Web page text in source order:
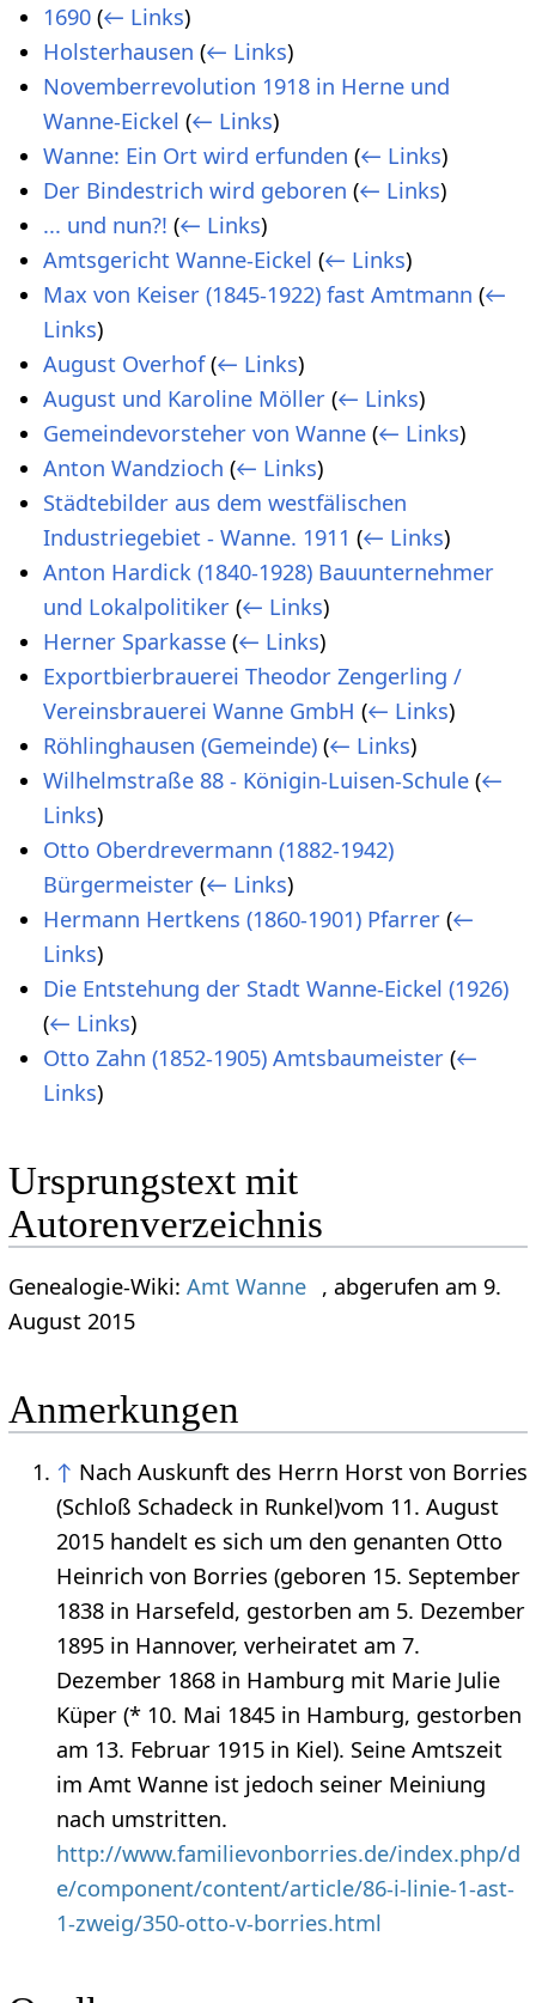
1690 (← Links)
Holsterhausen (← Links)
Novemberrevolution 1918 in Herne und
Wanne-Eickel (← Links)
Wanne: Ein Ort wird erfunden (← Links)
Der Bindestrich wird geboren (← Links)
... und nun?! (← Links)
Amtsgericht Wanne-Eickel (← Links)
Max von Keiser (1845-1922) fast Amtmann (←
Links)
August Overhof (← Links)
August und Karoline Möller (← Links)
Gemeindevorsteher von Wanne (← Links)
Anton Wandzioch (← Links)
Städtebilder aus dem westfälischen
Industriegebiet - Wanne. 1911 (← Links)
Anton Hardick (1840-1928) Bauunternehmer
und Lokalpolitiker (← Links)
Herner Sparkasse (← Links)
Exportbierbrauerei Theodor Zengerling /
Vereinsbrauerei Wanne GmbH (← Links)
Röhlinghausen (Gemeinde) (← Links)
Wilhelmstraße 88 - Königin-Luisen-Schule (←
Links)
Otto Oberdrevermann (1882-1942)
Bürgermeister (← Links)
Hermann Hertkens (1860-1901) Pfarrer (←
Links)
Die Entstehung der Stadt Wanne-Eickel (1926)
(← Links)
Otto Zahn (1852-1905) Amtsbaumeister (←
Links)
Ursprungstext mit
Autorenverzeichnis
Genealogie-Wiki: Amt Wanne , abgerufen am 9.
August 2015
Anmerkungen
↑ Nach Auskunft des Herrn Horst von Borries
(Schloß Schadeck in Runkel)vom 11. August
2015 handelt es sich um den genanten Otto
Heinrich von Borries (geboren 15. September
1838 in Harsefeld, gestorben am 5. Dezember
1895 in Hannover, verheiratet am 7.
Dezember 1868 in Hamburg mit Marie Julie
Küper (* 10. Mai 1845 in Hamburg, gestorben
am 13. Februar 1915 in Kiel). Seine Amtszeit
im Amt Wanne ist jedoch seiner Meiniung
nach umstritten.
http://www.familievonborries.de/index.php/d
e/component/content/article/86-i-linie-1-ast-
1-zweig/350-otto-v-borries.html